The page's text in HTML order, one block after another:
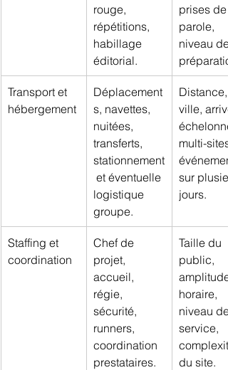
rouge,
répétitions,
habillage
éditorial.
prises de
parole,
niveau de
Transport et
hébergement
Déplacement
s, navettes,
nuitées,
transferts,
stationnement
et éventuelle
logistique
groupe.
Distance,
ville,
multi-sites,
sur
jours.
Staffing et
coordination
Chef de
projet,
accueil,
régie,
sécurité,
runners,
coordination
prestataires.
Taille du
public,
amplitude
horaire,
niveau de
service,
du site.